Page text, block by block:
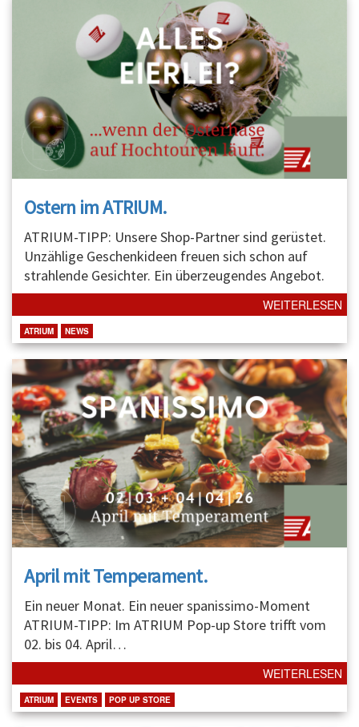
Ostern im ATRIUM.
ATRIUM-TIPP: Unsere Shop-Partner sind gerüstet.
Unzählige Geschenkideen freuen sich schon auf
strahlende Gesichter. Ein überzeugendes Angebot.
WEITERLESEN
ATRIUM NEWS
April mit Temperament.
Ein neuer Monat. Ein neuer spanissimo-Moment
ATRIUM-TIPP: Im ATRIUM Pop-up Store trifft vom
02. bis 04. April…
WEITERLESEN
ATRIUM EVENTS POP UP STORE